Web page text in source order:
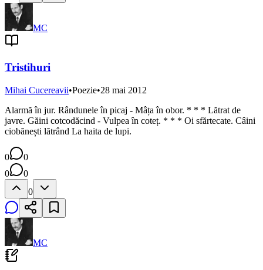
MC
Tristihuri
Mihai Cucereavii•Poezie•28 mai 2012
Alarmă în jur. Rândunele în picaj - Mâța în obor. * * * Lătrat de
javre. Găini cotcodăcind - Vulpea în coteț. * * * Oi sfărtecate. Câini
ciobănești lătrând La haita de lupi.
0
0
0
0
0
MC